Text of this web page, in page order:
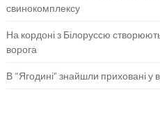
свинокомплексу
На кордоні з Білоруссю
ворога
В “Ягодині” знайшли приховані у